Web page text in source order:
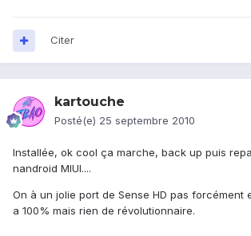
Citer
kartouche
Posté(e) 25 septembre 2010
Installée, ok cool ça marche, back up puis
nandroid MIUI....
On à un jolie port de Sense HD pas forcément
a 100% mais rien de révolutionnaire.